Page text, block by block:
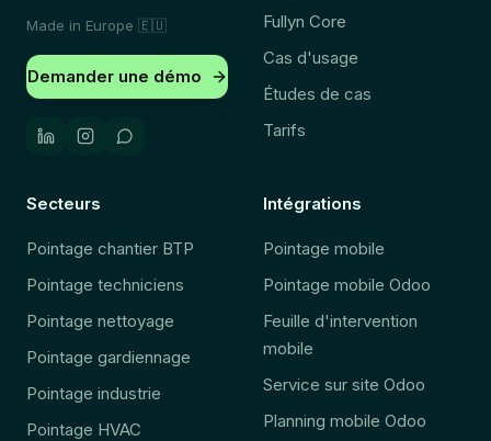
Made in Europe 🇪🇺
Demander une démo
Fullyn Core
Cas d'usage
Études de cas
Tarifs
Secteurs
Pointage chantier BTP
Pointage techniciens
Pointage nettoyage
Pointage gardiennage
Pointage industrie
Pointage HVAC
Intégrations
Pointage mobile
Pointage mobile Odoo
Feuille d'intervention
mobile
Service sur site Odoo
Planning mobile Odoo